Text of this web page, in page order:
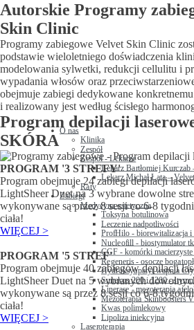
Autorskie Programy
Skin Clinic
Programy zabiegowe Velvet Skin Clinic
podstawie wieloletniego doświadczenia
modelowania sylwetki, redukcji cellulitu i
wypadania włosów oraz
obejmuje zabiegi dedykowane
i realizowany jest według ścisłego
Program depilacji
SKÓRA
PROGRAM '3 STREFY'
Program obejmuje 24 zabiegi depilacji
LightSheer Duet na 3 wybrane dowolne
wykonywane są przez 8 sesji co 6-8
ciała!
WIĘCEJ >
PROGRAM '5 STREF'
Program obejmuje 40 zabiegów depilacji
LightSheer Duet na 5 wybranych
wykonywane są przez 8 sesji co 6-8
ciała!
WIĘCEJ >
O nas
Klinika
Zespół
Zespół - Lekarze
Lekarz Bartłomiej
Lekarz Michał Łata –
Raty
Zabiegi
Medycyna estetyczna
Toksyna botulinowa
Leczenie nadpotliwości
ProfHilo - biorewitalizacja i
Nucleofill - biostymulator
CGF - komórki
Regeneris - osocze
Hydroksyapatyt wapnia
Sunekos 200 i 1200 -
Linerase - mezoterapia
Mezoterapia Skinboosters
Kwas polimlekowy
Lipoliza iniekcyjna
Laseroterapia